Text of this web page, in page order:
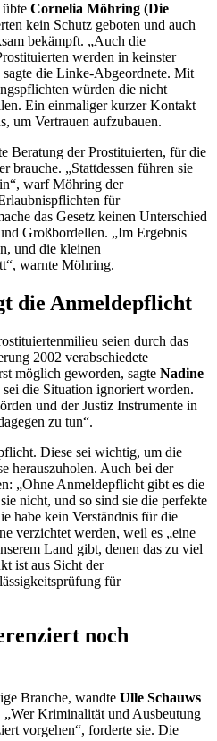
Cornelia Möhring (Die
kein Schutz geboten und auch
bekämpft. „Auch die
werden in keinster
sagte die Linke-Abgeordnete. Mit
würden die nicht
Ein einmaliger kurzer Kontakt
um Vertrauen aufzubauen.
Beratung der Prostituierten, für die
brauche. „Stattdessen führen sie
warf Möhring der
für
das Gesetz keinen Unterschied
Großbordellen. „Im Ergebnis
und die kleinen
warnte Möhring.
die Anmeldepflicht
seien durch das
2002 verabschiedete
möglich geworden, sagte Nadine
sei die Situation ignoriert worden.
und der Justiz Instrumente in
zu tun“.
Diese sei wichtig, um die
herauszuholen. Auch bei der
„Ohne Anmeldepflicht gibt es die
nicht, und so sind sie die perfekte
habe kein Verständnis für die
verzichtet werden, weil es „eine
Land gibt, denen das zu viel
ist aus Sicht der
für
noch
Branche, wandte Ulle Schauws
„Wer Kriminalität und Ausbeutung
vorgehen“, forderte sie. Die